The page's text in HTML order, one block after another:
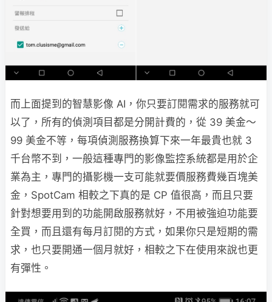
而上面提到的智慧影像 AI，你只要訂閱需求的服務就可
以了，所有的偵測項目都是分開計費的，從 39 美金～
99 美金不等，每項偵測服務換算下來一年最貴也就 3
千台幣不到，一般這種專門的影像監控系統都是用於企
業為主，專門的攝影機一支可能就要價服務費幾百塊美
金，SpotCam 相較之下真的是 CP 值很高，而且只要
針對想要用到的功能開啟服務就好，不用被強迫功能要
全買，而且還有每月訂閱的方式，如果你只是短期的需
求，也只要開通一個月就好，相較之下在使用來說也更
有彈性。